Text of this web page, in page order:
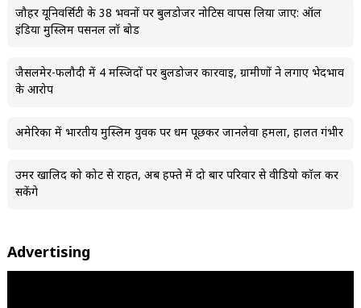
जौहर यूनिवर्सिटी के 38 भवनों पर बुलडोजर नोटिस वापस लिया जाए: ऑल
इंडिया मुस्लिम पर्सनल लॉ बोर्ड
जैसलमेर-फलौदी में 4 मस्जिदों पर बुलडोजर कार्रवाई, ग्रामीणों ने लगाए भेदभाव
के आरोप
अमेरिका में भारतीय मुस्लिम युवक पर धर्म पूछकर जानलेवा हमला, हालत गंभीर
उमर खालिद को कोर्ट से राहत, अब हफ्ते में दो बार परिवार से वीडियो कॉल कर
सकेंगे
Advertising